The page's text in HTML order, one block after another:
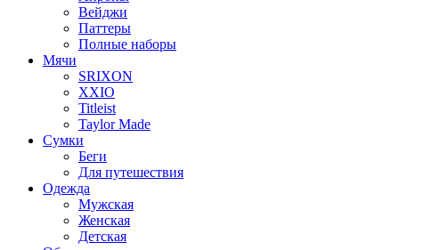
Вейджи
Паттеры
Полные наборы
Мячи
SRIXON
XXIO
Titleist
Taylor Made
Сумки
Беги
Для путешествия
Одежда
Мужская
Женская
Детская